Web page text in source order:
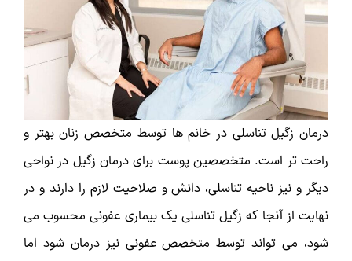
درمان زگیل تناسلی در خانم ها توسط متخصص زنان بهتر و
راحت تر است. متخصصین پوست برای درمان زگیل در نواحی
دیگر و نیز ناحیه تناسلی، دانش و صلاحیت لازم را دارند و در
نهایت از آنجا که زگیل تناسلی یک بیماری عفونی محسوب می
شود، می تواند توسط متخصص عفونی نیز درمان شود اما